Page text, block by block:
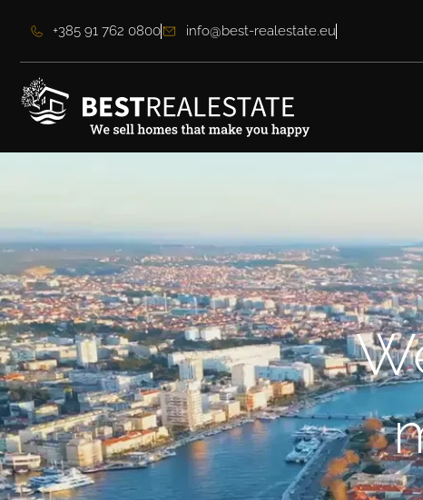
+385 91 762 0800 info@best-realestate.eu